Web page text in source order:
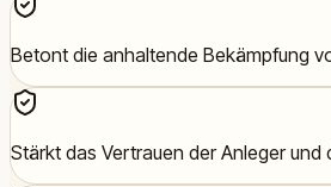
Betont die anhaltende Bekämpfung
Stärkt das Vertrauen der Anleger und